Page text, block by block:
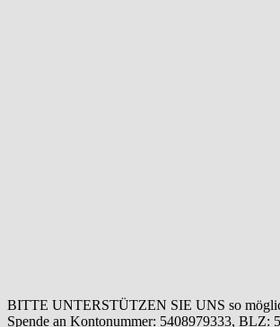
BITTE UNTERSTÜTZEN SIE UNS so
Spende an Kontonummer: 5408979333, BLZ: